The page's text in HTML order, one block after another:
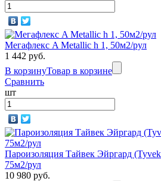
Мегафлекс A Metallic h 1, 50м2/рул
1 442 руб.
В корзинуТовар в корзине
Сравнить
шт
Пароизоляция Тайвек Эйргард
75м2/рул
10 980 руб.